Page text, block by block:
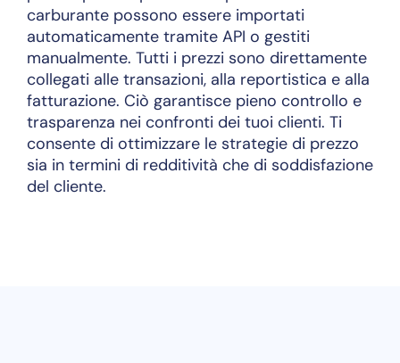
carburante possono essere importati
automaticamente tramite API o gestiti
manualmente. Tutti i prezzi sono direttamente
collegati alle transazioni, alla reportistica e alla
fatturazione. Ciò garantisce pieno controllo e
trasparenza nei confronti dei tuoi clienti. Ti
consente di ottimizzare le strategie di prezzo
sia in termini di redditività che di soddisfazione
del cliente.